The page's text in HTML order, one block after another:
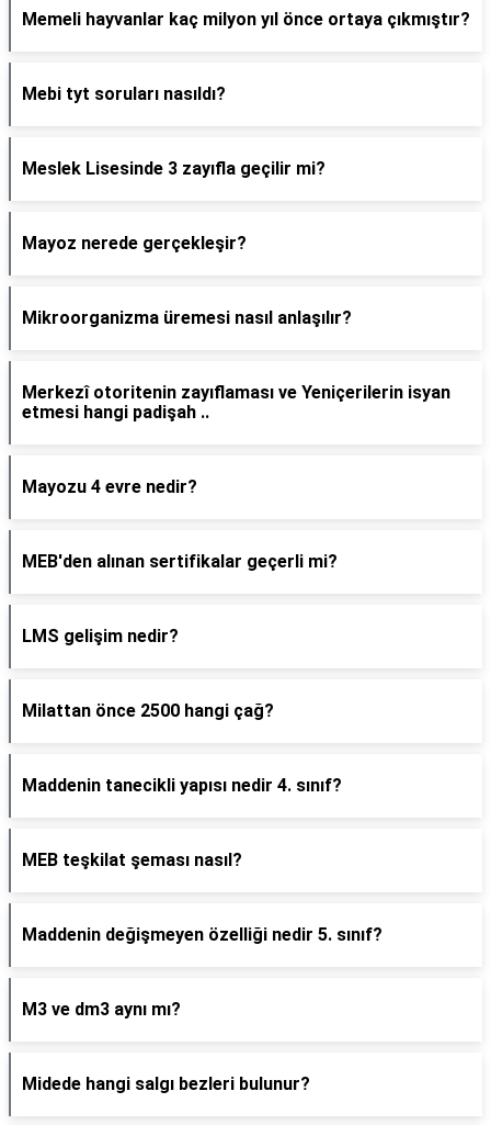
Memeli hayvanlar kaç milyon yıl önce ortaya çıkmıştır?
Mebi tyt soruları nasıldı?
Meslek Lisesinde 3 zayıfla geçilir mi?
Mayoz nerede gerçekleşir?
Mikroorganizma üremesi nasıl anlaşılır?
Merkezî otoritenin zayıflaması ve Yeniçerilerin isyan
etmesi hangi padişah ..
Mayozu 4 evre nedir?
MEB'den alınan sertifikalar geçerli mi?
LMS gelişim nedir?
Milattan önce 2500 hangi çağ?
Maddenin tanecikli yapısı nedir 4. sınıf?
MEB teşkilat şeması nasıl?
Maddenin değişmeyen özelliği nedir 5. sınıf?
M3 ve dm3 aynı mı?
Midede hangi salgı bezleri bulunur?